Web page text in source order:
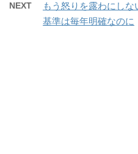
NEXT
もう怒りを露わにし
基準は毎年明確なのに